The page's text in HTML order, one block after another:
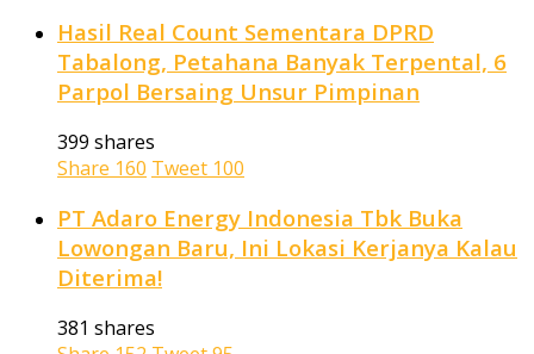
Hasil Real Count Sementara DPRD
Tabalong, Petahana Banyak Terpental, 6
Parpol Bersaing Unsur Pimpinan
399 shares
Share 160 Tweet 100
PT Adaro Energy Indonesia Tbk Buka
Lowongan Baru, Ini Lokasi Kerjanya Kalau
Diterima!
381 shares